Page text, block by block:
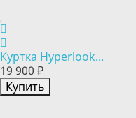
Куртка Hyperlook...
19 900 ₽
Купить